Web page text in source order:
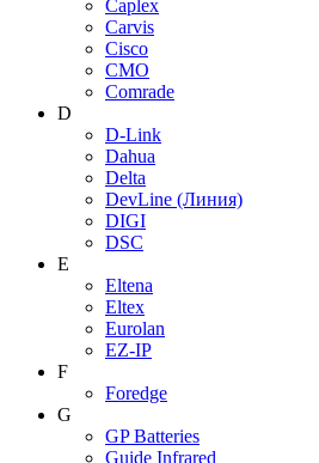
Caplex
Carvis
Cisco
CMO
Comrade
D
D-Link
Dahua
Delta
DevLine (Линия)
DIGI
DSC
E
Eltena
Eltex
Eurolan
EZ-IP
F
Foredge
G
GP Batteries
Guide Infrared